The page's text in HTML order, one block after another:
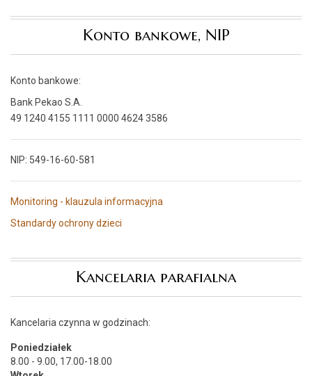
Konto bankowe, NIP
Konto bankowe:
Bank Pekao S.A.
49 1240 4155 1111 0000 4624 3586
NIP: 549-16-60-581
Monitoring - klauzula informacyjna
Standardy ochrony dzieci
Kancelaria parafialna
Kancelaria czynna w godzinach:
Poniedziałek
8.00 - 9.00, 17.00-18.00